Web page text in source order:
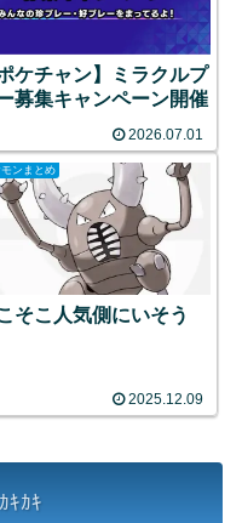
ポケチャン】ミラクルプ
募集キャンペーン開催
2026.07.01
モンまとめ
そこ人気側にいそう
2025.12.09
ｷｶｷ